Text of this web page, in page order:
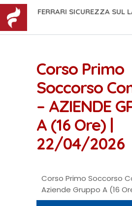
FERRARI SICUREZZA SUL
Corso Primo
Soccorso
– AZIENDE
A (16 Ore) |
22/04/2026
Corso Primo Soccorso
Aziende Gruppo A (16